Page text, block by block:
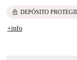
lock DEPÓSITO
+info